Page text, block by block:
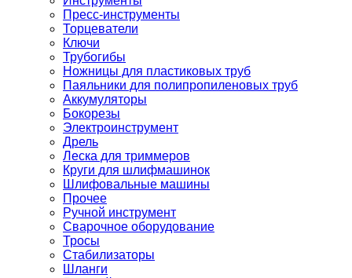
Пресс-инструменты
Торцеватели
Ключи
Трубогибы
Ножницы для пластиковых труб
Паяльники для полипропиленовых труб
Аккумуляторы
Бокорезы
Электроинструмент
Дрель
Леска для триммеров
Круги для шлифмашинок
Шлифовальные машины
Прочее
Ручной инструмент
Сварочное оборудование
Тросы
Стабилизаторы
Шланги